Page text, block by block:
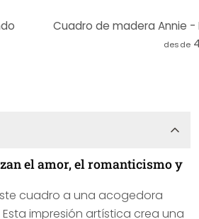
Cuadro de madera Annie
desde
el amor, el romanticismo y
cuadro a una acogedora
impresión artística crea una